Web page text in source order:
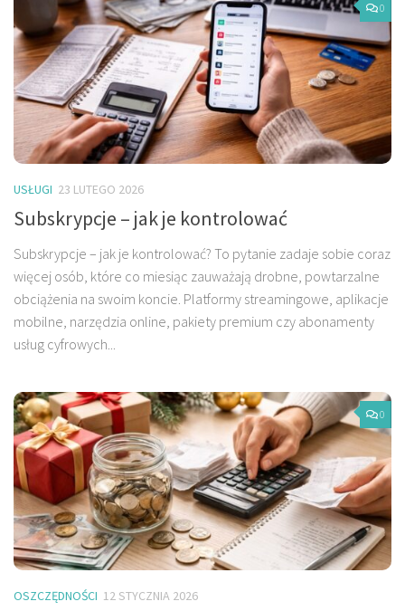
0
USŁUGI 23 LUTEGO 2026
Subskrypcje – jak je kontrolować
Subskrypcje – jak je kontrolować? To pytanie zadaje sobie coraz
więcej osób, które co miesiąc zauważają drobne, powtarzalne
obciążenia na swoim koncie. Platformy streamingowe, aplikacje
mobilne, narzędzia online, pakiety premium czy abonamenty
usług cyfrowych...
0
OSZCZĘDNOŚCI 12 STYCZNIA 2026